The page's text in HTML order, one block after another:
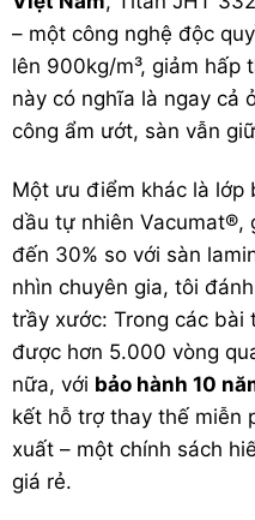
– một công nghệ độc
lên 900kg/m³, giảm hấp
này có nghĩa là ngay cả
công ẩm ướt, sàn vẫn
Một ưu điểm khác là lớp
dầu tự nhiên Vacumat®,
đến 30% so với sàn
nhìn chuyên gia, tôi
trầy xước: Trong các bài
được hơn 5.000 vòng
nữa, với bảo hành 10
kết hỗ trợ thay thế miễn
xuất – một chính sách
giá rẻ.